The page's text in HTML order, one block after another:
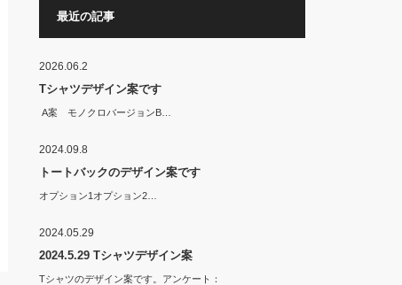
最近の記事
2026.06.2
Tシャツデザイン案です
A案 モノクロバージョンB…
2024.09.8
トートバックのデザイン案です
オプション1オプション2…
2024.05.29
2024.5.29 Tシャツデザイン案
Tシャツのデザイン案です。アンケート：